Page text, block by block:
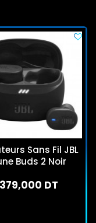
Sans Fil JBL
Buds 2 Noir
379,000 DT